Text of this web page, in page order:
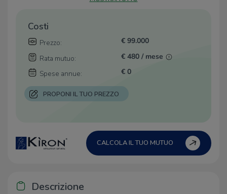
Costi
Prezzo:
€ 99.000
Rata mutuo:
€ 480 / mese
Spese annue:
€ 0
PROPONI IL TUO PREZZO
CALCOLA IL TUO MUTUO
Descrizione